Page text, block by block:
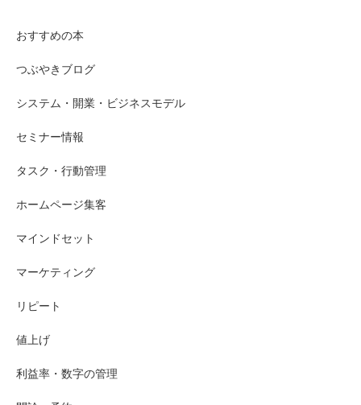
おすすめの本
つぶやきブログ
システム・開業・ビジネスモデル
セミナー情報
タスク・行動管理
ホームページ集客
マインドセット
マーケティング
リピート
値上げ
利益率・数字の管理